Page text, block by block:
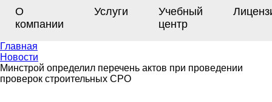
О
компании
Услуги
Учебный
центр
Главная
Новости
Минстрой определил перечень актов при проведении
проверок строительных СРО